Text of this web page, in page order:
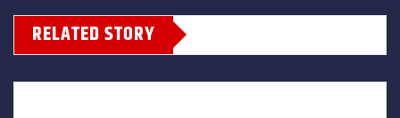
RELATED STORY